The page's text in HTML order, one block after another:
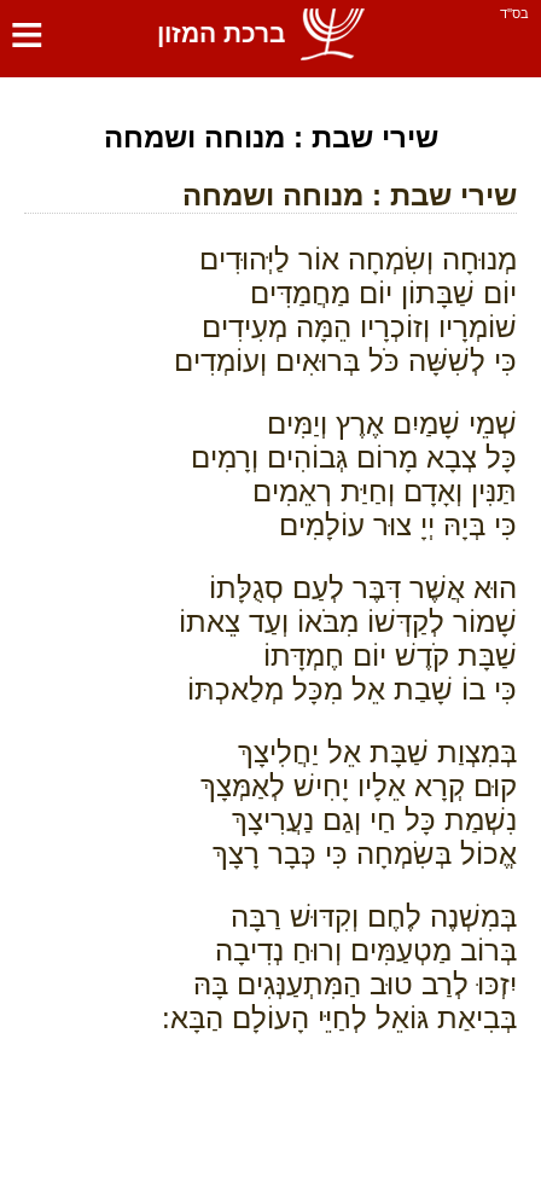
בס''ד ≡ ברכת המזון
שירי שבת : מנוחה ושמחה
שירי שבת : מנוחה ושמחה
מְנוּחָה וְשִׂמְחָה אוֹר לַיְּהוּדִים
יוֹם שַׁבָּתוֹן יוֹם מַחֲמַדִּים
שׁוֹמְרָיו וְזוֹכְרָיו הֵמָּה מְעִידִים
כִּי לְשִׁשָּׁה כֹּל בְּרוּאִים וְעוֹמְדִים
שְׁמֵי שָׁמַיִם אֶרֶץ וְיַמִּים
כָּל צְבָא מָרוֹם גְּבוֹהִים וְרָמִים
תַּנִּין וְאָדָם וְחַיַּת רְאֵמִים
כִּי בְּיָהּ יְיָ צוּר עוֹלָמִים
הוּא אֲשֶׁר דִּבֶּר לְעַם סְגֻלָּתוֹ
שָׁמוֹר לְקַדְּשׁוֹ מִבֹּאוֹ וְעַד צֵאתוֹ
שַׁבָּת קֹדֶשׁ יוֹם חֶמְדָּתוֹ
כִּי בוֹ שָׁבַת אֵל מִכָּל מְלַאכְתּוֹ
בְּמִצְוַת שַׁבָּת אֵל יַחֲלִיצָךְ
קוּם קְרָא אֵלָיו יָחִישׁ לְאַמְּצָךְ
נִשְׁמַת כָּל חַי וְגַם נַעֲרִיצָךְ
אֱכוֹל בְּשִׂמְחָה כִּי כְּבָר רָצָךְ
בְּמִשְׁנֶה לֶחֶם וְקִדּוּשׁ רַבָּה
בְּרוֹב מַטְעַמִּים וְרוּחַ נְדִיבָה
יִזְכּוּ לְרַב טוּב הַמִּתְעַנְּגִים בָּהּ
בְּבִיאַת גּוֹאֵל לְחַיֵּי הָעוֹלָם הַבָּא: